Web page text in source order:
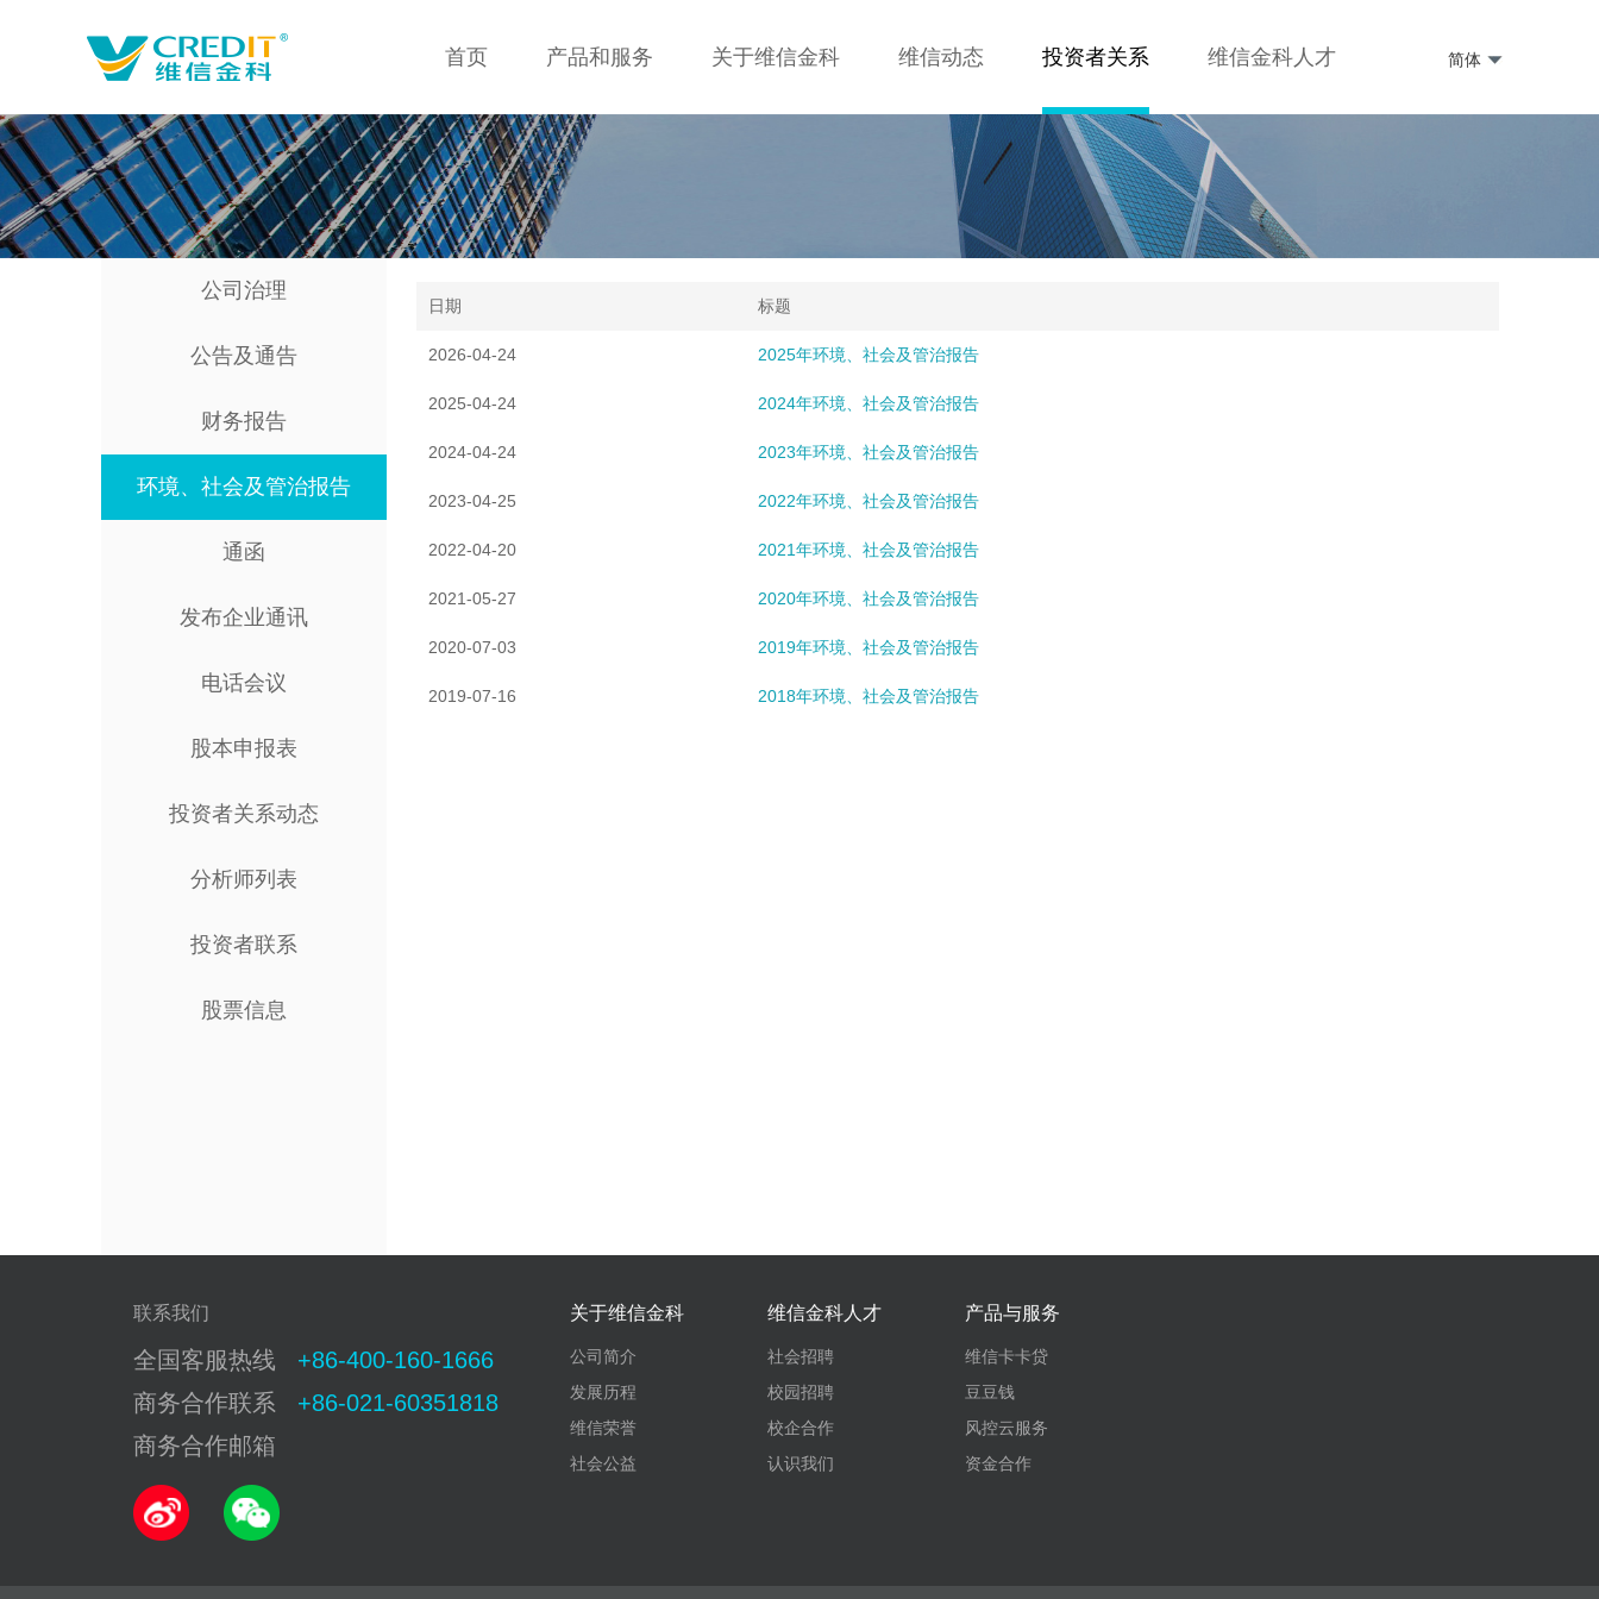
简体
首页 产品和服务 关于维信金科 维信动态 投资者关系 维信金科人才
公司治理
公告及通告
财务报告
环境、社会及管治报告
通函
发布企业通讯
电话会议
股本申报表
投资者关系动态
分析师列表
投资者联系
股票信息
日期 标题
2026-04-24 2025年环境、社会及管治报告
2025-04-24 2024年环境、社会及管治报告
2024-04-24 2023年环境、社会及管治报告
2023-04-25 2022年环境、社会及管治报告
2022-04-20 2021年环境、社会及管治报告
2021-05-27 2020年环境、社会及管治报告
2020-07-03 2019年环境、社会及管治报告
2019-07-16 2018年环境、社会及管治报告
联系我们
全国客服热线
+86-400-160-1666
商务合作联系
+86-021-60351818
商务合作邮箱
关于维信金科
公司简介
发展历程
维信荣誉
社会公益
维信金科人才
社会招聘
校园招聘
校企合作
认识我们
产品与服务
维信卡卡贷
豆豆钱
风控云服务
资金合作